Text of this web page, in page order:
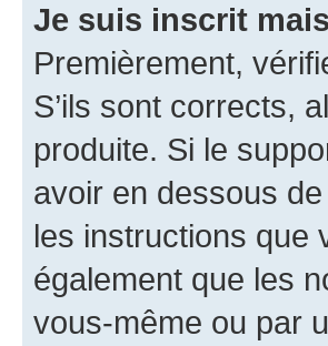
Je suis inscrit
Premièrement,
S’ils sont corrects,
produite. Si le
avoir en dessous
les instructions que
également que les
vous-même ou par